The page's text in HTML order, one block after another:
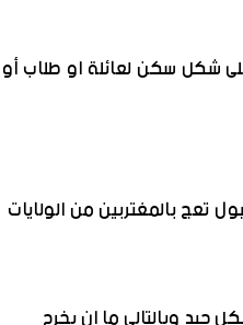
شكل سكن لعائلة او طلاب
تعج بالمغتربين من الولايات